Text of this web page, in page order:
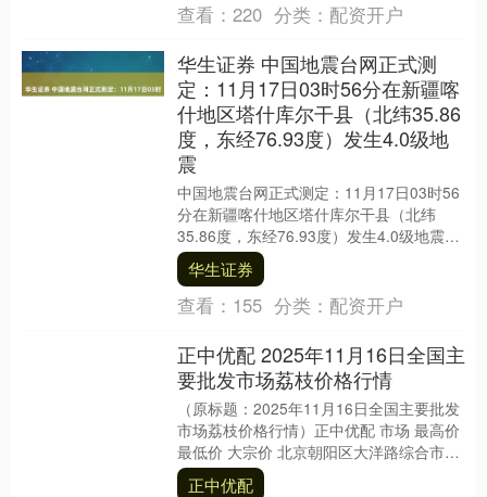
查看： 220 分类： 配资开户
华生证券 中国地震台网正式测
定：11月17日03时56分在新疆喀
什地区塔什库尔干县（北纬35.86
度，东经76.93度）发生4.0级地
震
中国地震台网正式测定：11月17日03时56
分在新疆喀什地区塔什库尔干县（北纬
35.86度，东经76.93度）发生4.0级地震华
生证券，震源深度10千米。....
华生证券
查看： 155 分类： 配资开户
正中优配 2025年11月16日全国主
要批发市场荔枝价格行情
（原标题：2025年11月16日全国主要批发
市场荔枝价格行情）正中优配 市场 最高价
最低价 大宗价 北京朝阳区大洋路综合市场
17.00 11.00 13.0....
正中优配